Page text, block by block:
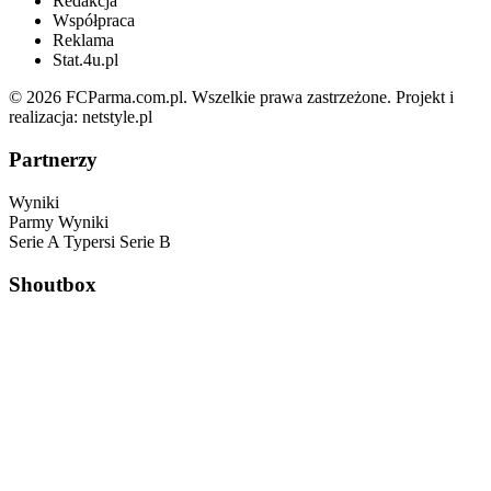
Współpraca
Reklama
Stat.4u.pl
© 2026 FCParma.com.pl. Wszelkie prawa zastrzeżone. Projekt i
realizacja: netstyle.pl
Partnerzy
Wyniki
Parmy Wyniki
Serie A Typersi Serie B
Shoutbox